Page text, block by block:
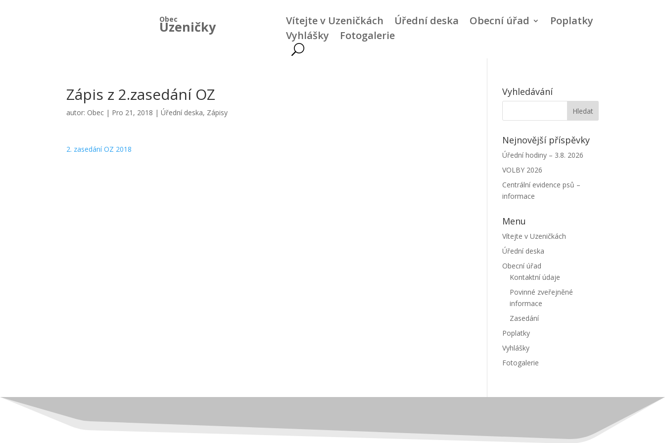
Obec
Uzeničky Vítejte v Uzeničkách Úřední deska Obecní úřad
Poplatky
Vyhlášky
Fotogalerie
Zápis z 2.zasedání OZ
autor: Obec | Pro 21, 2018 |Úřední deska, Zápisy
2. zasedání OZ 2018
Vyhledávání
Nejnovější příspěvky
Úřední hodiny – 3.8. 2026
VOLBY 2026
Centrální evidence psů –
informace
Menu
Vítejte v Uzeničkách
Úřední deska
Obecní úřad
Kontaktní údaje
Povinné zveřejněné
informace
Zasedání
Poplatky
Vyhlášky
Fotogalerie